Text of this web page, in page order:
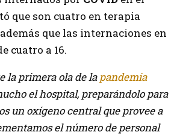
que son cuatro en terapia
que las internaciones en
cuatro a 16.
la primera ola de la pandemia
el hospital, preparándolo para
un oxígeno central que provee a
el número de personal